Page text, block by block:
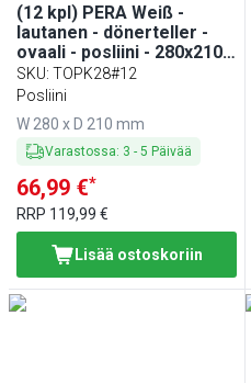
(12 kpl) PERA Weiß -
lautanen - dönerteller -
ovaali - posliini - 280x210
mm - valkoinen
SKU: TOPK28#12
Posliini
W 280 x D 210 mm
Varastossa: 3 - 5 Päivää
66,99 €*
RRP 119,99 €
Lisää ostoskoriin